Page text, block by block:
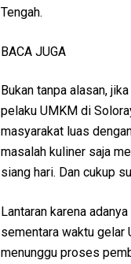
Tengah.
BACA JUGA
Bukan tanpa alasan,
pelaku UMKM di
masyarakat luas
masalah kuliner saja
siang hari. Dan cukup
Lantaran karena
sementara waktu gelar
menunggu proses